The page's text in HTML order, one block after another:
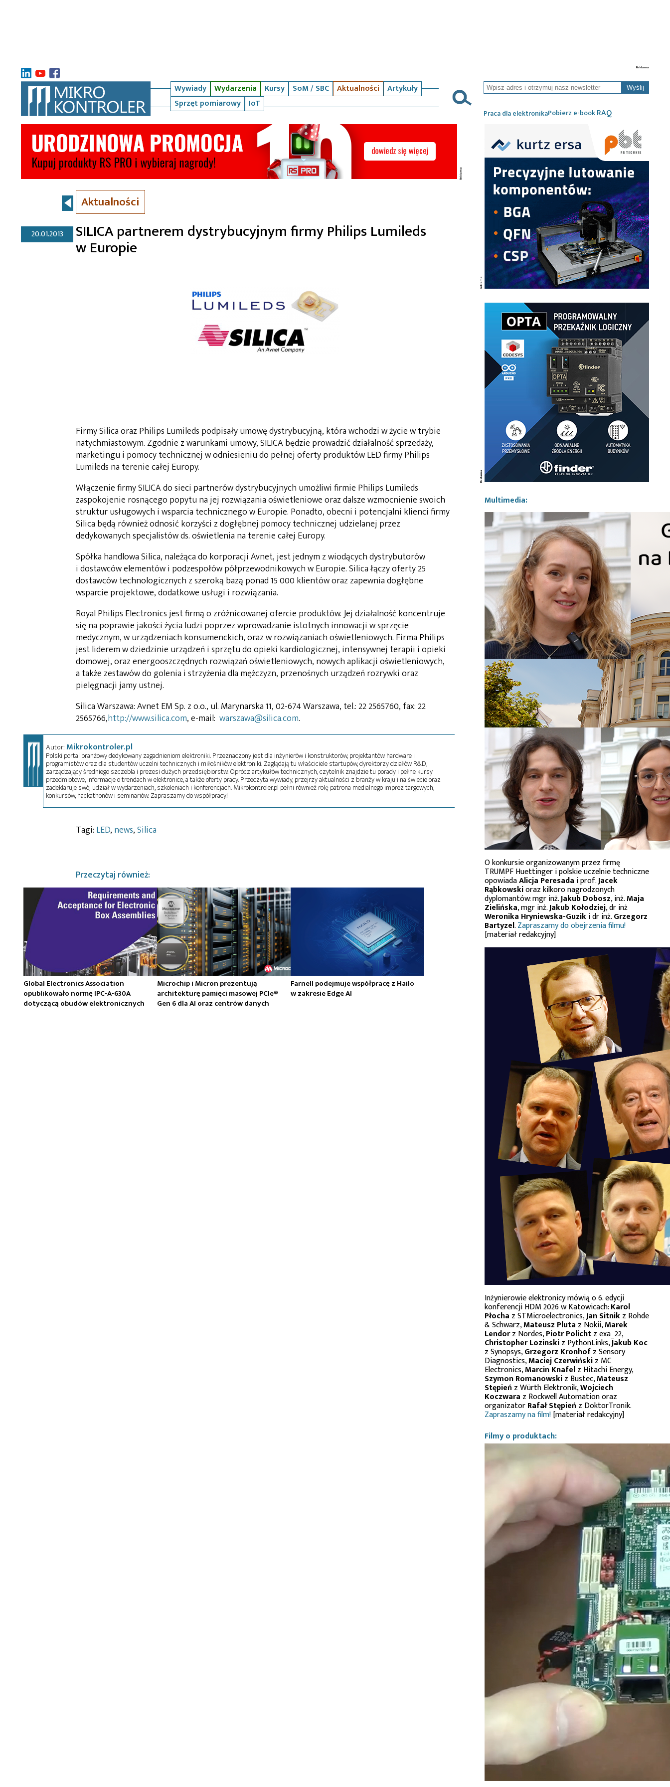
Wywiady Wydarzenia Kursy SoM / SBC Aktualności
Artykuły
Sprzęt pomiarowy
IoT
Wyślij
Praca dla elektronikaPobierz e-bookRAQ
Aktualności
20.01.2013 SILICA partnerem dystrybucyjnym firmy Philips Lumileds
w Europie
Firmy Silica oraz Philips Lumileds podpisały umowę dystrybucyjną, która wchodzi w życie w trybie
natychmiastowym. Zgodnie z warunkami umowy, SILICA będzie prowadzić działalność sprzedaży,
marketingu i pomocy technicznej w odniesieniu do pełnej oferty produktów LED firmy Philips
Lumileds na terenie całej Europy.
Włączenie firmy SILICA do sieci partnerów dystrybucyjnych umożliwi firmie Philips Lumileds
zaspokojenie rosnącego popytu na jej rozwiązania oświetleniowe oraz dalsze wzmocnienie swoich
struktur usługowych i wsparcia technicznego w Europie. Ponadto, obecni i potencjalni klienci firmy
Silica będą również odnosić korzyści z dogłębnej pomocy technicznej udzielanej przez
dedykowanych specjalistów ds. oświetlenia na terenie całej Europy.
Spółka handlowa Silica, należąca do korporacji Avnet, jest jednym z wiodących dystrybutorów
i dostawców elementów i podzespołów półprzewodnikowych w Europie. Silica łączy oferty 25
dostawców technologicznych z szeroką bazą ponad 15 000 klientów oraz zapewnia dogłębne
wsparcie projektowe, dodatkowe usługi i rozwiązania.
Royal Philips Electronics jest firmą o zróżnicowanej ofercie produktów. Jej działalność koncentruje
się na poprawie jakości życia ludzi poprzez wprowadzanie istotnych innowacji w sprzęcie
medycznym, w urządzeniach konsumenckich, oraz w rozwiązaniach oświetleniowych. Firma Philips
jest liderem w dziedzinie urządzeń i sprzętu do opieki kardiologicznej, intensywnej terapii i opieki
domowej, oraz energooszczędnych rozwiązań oświetleniowych, nowych aplikacji oświetleniowych,
a także zestawów do golenia i strzyżenia dla mężczyzn, przenośnych urządzeń rozrywki oraz
pielęgnacji jamy ustnej.
Silica Warszawa: Avnet EM Sp. z o.o., ul. Marynarska 11, 02-674 Warszawa, tel.: 22 2565760, fax: 22
2565766,http://www.silica.com, e-mail: warszawa@silica.com.
Autor:Mikrokontroler.pl
Polski portal branżowy dedykowany zagadnieniom elektroniki. Przeznaczony jest dla inżynierów i konstruktorów, projektantów hardware i
programistów oraz dla studentów uczelni technicznych i miłośników elektroniki. Zaglądają tu właściciele startupów, dyrektorzy działów R&D,
zarządzający średniego szczebla i prezesi dużych przedsiębiorstw. Oprócz artykułów technicznych, czytelnik znajdzie tu porady i pełne kursy
przedmiotowe, informacje o trendach w elektronice, a także oferty pracy. Przeczyta wywiady, przejrzy aktualności z branży w kraju i na świecie oraz
zadeklaruje swój udział w wydarzeniach, szkoleniach i konferencjach. Mikrokontroler.pl pełni również rolę patrona medialnego imprez targowych,
konkursów, hackathonów i seminariów. Zapraszamy do współpracy!
Tagi: LED, news,Silica
Przeczytaj również:
Global Electronics Association
opublikowało normę IPC-A-630A
dotyczącą obudów elektronicznych
Microchip i Micron prezentują
architekturę pamięci masowej PCIe®
Gen 6 dla AI oraz centrów danych
Farnell podejmuje współpracę z Hailo
w zakresie Edge AI
Multimedia:
O konkursie organizowanym przez firmę
TRUMPF Huettinger i polskie uczelnie techniczne
opowiadaAlicja Peresada i prof.Jacek
Rąbkowskioraz kilkoro nagrodzonych
dyplomantów: mgr inż.Jakub Dobosz, inż.Maja
Zielińska, mgr inż.Jakub Kołodziej, dr inż
Weronika Hryniewska-Guziki dr inż.Grzegorz
Bartyzel.Zapraszamy do obejrzenia filmu!
[materiał redakcyjny]
Inżynierowie elektronicy mówią o 6. edycji
konferencji HDM 2026 w Katowicach:Karol
Płocha z STMicroelectronics,Jan Sitnikz Rohde
& Schwarz,Mateusz Pluta z Nokii,Marek
Lendorz Nordes,Piotr Polichtz exa_22,
Christopher Lozinskiz PythonLinks,Jakub Koc
z Synopsys,Grzegorz Kronhofz Sensory
Diagnostics,Maciej Czerwińskiz MC
Electronics,Marcin Knafelz Hitachi Energy,
Szymon Romanowskiz Bustec,Mateusz
Stępień z Würth Elektronik,Wojciech
Koczwara z Rockwell Automation oraz
organizatorRafał Stępień z DoktorTronik.
Zapraszamy na film![materiał redakcyjny]
Filmy o produktach: